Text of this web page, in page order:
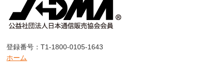
登録番号：T1-1800-0105-1643
ホーム